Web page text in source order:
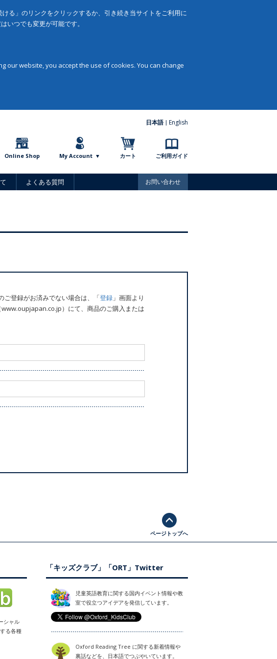
る」のリンクをクリックするか、引き続き当サイトをご利用に
いつでも変更が可能です。
our website, you accept the use of cookies. You can change
日本語 English
Online Shop My Account カート ご利用ガイド
よくある質問 お問い合わせ
ご登録がお済みでない場合は、「登録 」画面より
）にて、商品のご購入または
ページトップへ
シャル
る各種
「キッズクラブ」「ORT」Twitter
児童英語教育に関する国内イベント情報や教
室で役立つアイデアを発信しています。
Oxford Reading Tree に関する新着情報や
裏話などを、日本語でつぶやいています。